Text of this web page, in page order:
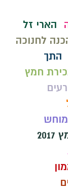
הארי זל
לחנוכה
התך
חמץ
מוחש